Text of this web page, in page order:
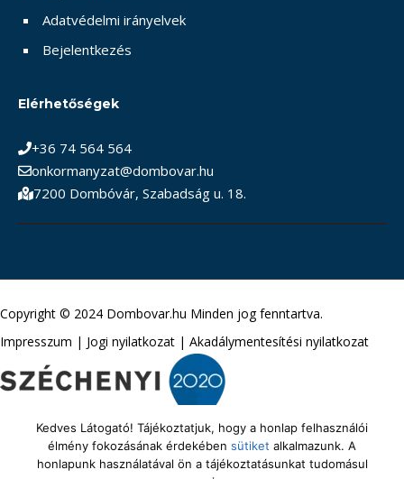
Adatvédelmi irányelvek
Bejelentkezés
Elérhetőségek
+36 74 564 564
onkormanyzat@dombovar.hu
7200 Dombóvár, Szabadság u. 18.
Copyright © 2024 Dombovar.hu Minden jog fenntartva.
Impresszum | Jogi nyilatkozat | Akadálymentesítési nyilatkozat
Kedves Látogató! Tájékoztatjuk, hogy a honlap felhasználói
élmény fokozásának érdekében sütiket alkalmazunk. A
honlapunk használatával ön a tájékoztatásunkat tudomásul